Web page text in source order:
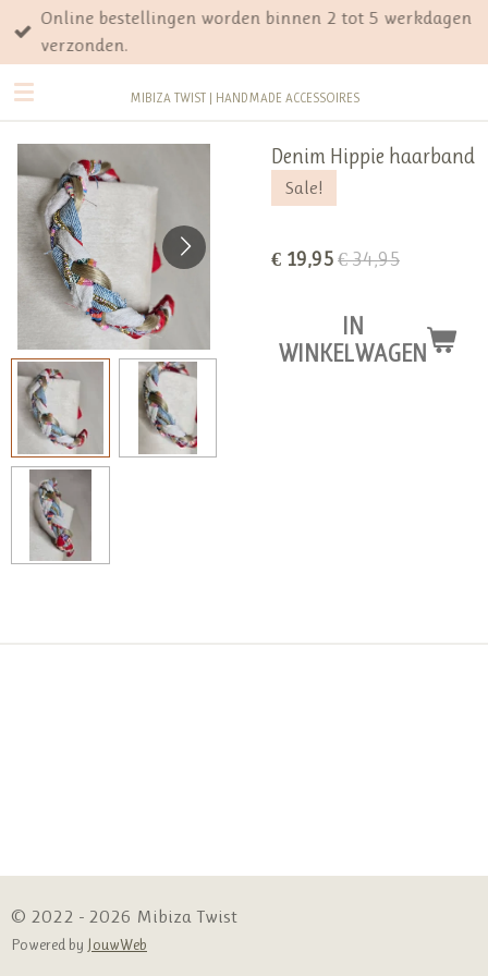
Ga
direct
naar
de
MIBIZA TWIST | HANDMADE ACCESSOIRES
Online bestellingen worden binnen 2 tot 5 werkdagen
verzonden.
Denim Hippie haarband
Sale!
€ 19,95 € 34,95
IN
WINKELWAGEN
© 2022 - 2026 Mibiza Twist
Powered by JouwWeb